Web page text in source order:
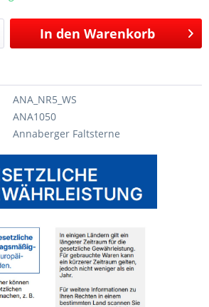
In den Warenkorb
ANA_NR5_WS
ANA1050
Annaberger Faltsterne